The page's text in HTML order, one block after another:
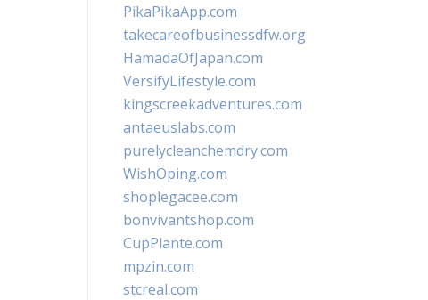
PikaPikaApp.com
takecareofbusinessdfw.org
HamadaOfJapan.com
VersifyLifestyle.com
kingscreekadventures.com
antaeuslabs.com
purelycleanchemdry.com
WishOping.com
shoplegacee.com
bonvivantshop.com
CupPlante.com
mpzin.com
stcreal.com